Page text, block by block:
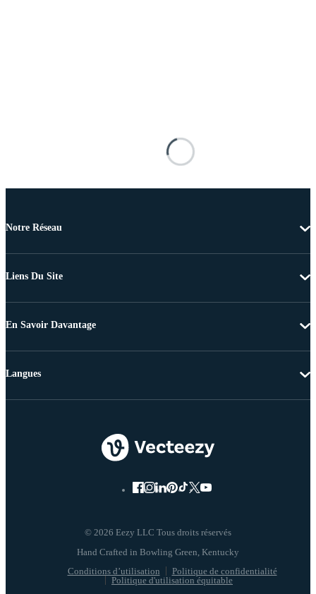
Notre Réseau
Liens Du Site
En Savoir Davantage
© 2026 Eezy LLC Tous droits réservés
Conditions d’utilisation
Politique de confidentialité
Politique d'utilisation équitable
Langues